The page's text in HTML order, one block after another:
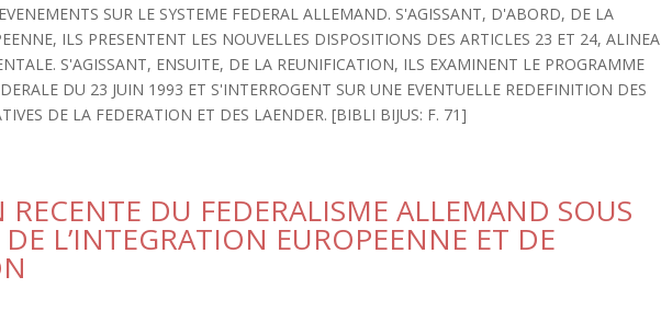
SUR LE SYSTEME FEDERAL ALLEMAND. S'AGISSANT, D'ABORD, DE LA
ILS PRESENTENT LES NOUVELLES DISPOSITIONS DES ARTICLES 23 ET 24, ALINEA
S'AGISSANT, ENSUITE, DE LA REUNIFICATION, ILS EXAMINENT LE PROGRAMME
DU 23 JUIN 1993 ET S'INTERROGENT SUR UNE EVENTUELLE REDEFINITION DES
DE LA FEDERATION ET DES LAENDER. [BIBLI BIJUS: F. 71]
RECENTE DU FEDERALISME ALLEMAND SOUS
DE L’INTEGRATION EUROPEENNE ET DE